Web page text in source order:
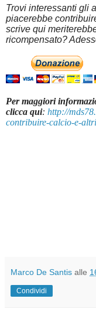
Trovi interessanti gli
piacerebbe
scrive qui
ricompensato?
Per maggiori
clicca qui: http://
contribuire-calcio-e-
Marco De Santis alle
Condividi